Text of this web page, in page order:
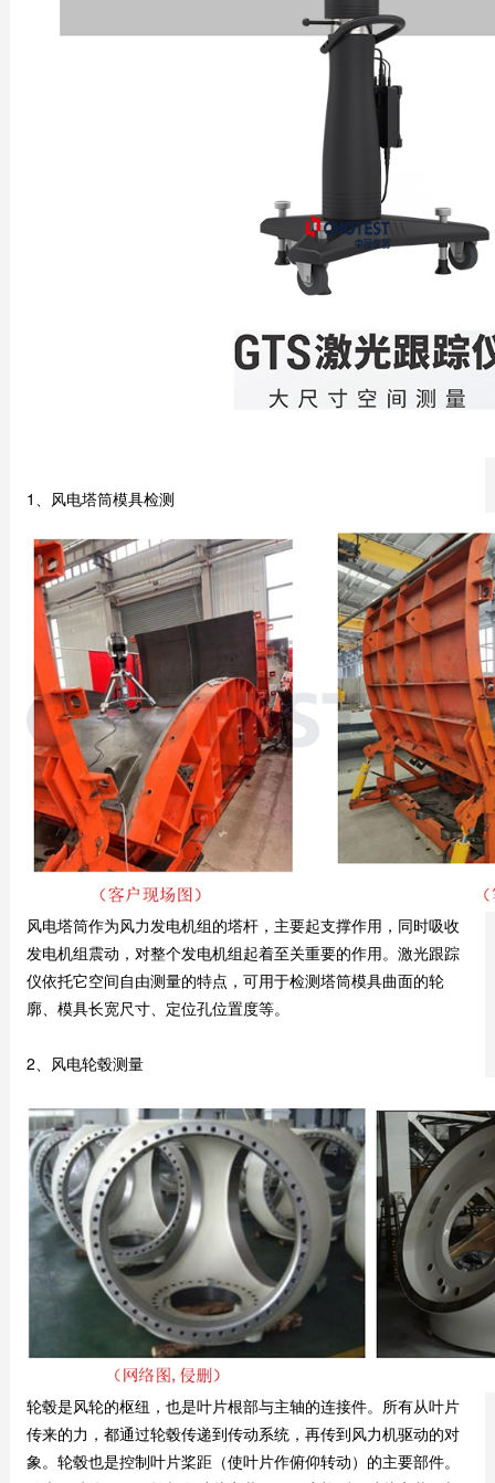
1、风电塔筒模具检测
风电塔筒作为风力发电机组的塔杆，主要起支撑作用，同时吸收
发电机组震动，对整个发电机组起着至关重要的作用。激光跟踪
仪依托它空间自由测量的特点，可用于检测塔筒模具曲面的轮
廓、模具长宽尺寸、定位孔位置度等。
2、风电轮毂测量
轮毂是风轮的枢纽，也是叶片根部与主轴的连接件。所有从叶片
传来的力，都通过轮毂传递到传动系统，再传到风力机驱动的对
象。轮毂也是控制叶片桨距（使叶片作俯仰转动）的主要部件。